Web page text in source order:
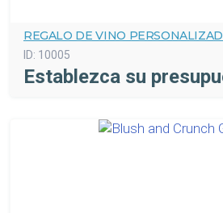
REGALO DE VINO
ID: 10005
Establezca su